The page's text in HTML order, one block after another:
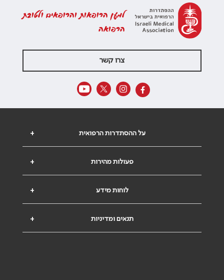
למען הרופאות והרופאים ולטובת
הרפואה
צרו קשר
+ על ההסתדרות הרפואית
+ פעולות מהירות
+ לוחות מידע
+ תנאים ומדיניות